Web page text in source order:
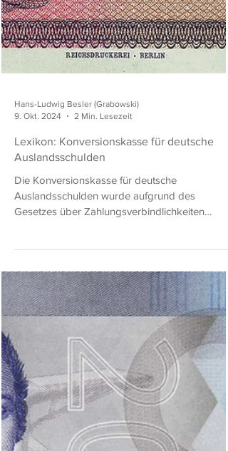
Hans-Ludwig Besler (Grabowski)
2 Min. Lesezeit
Lexikon: Konversionskasse für deutsche
Auslandsschulden
Die Konversionskasse für deutsche
Auslandsschulden wurde aufgrund des
Gesetzes über Zahlungsverbindlichkeiten
gegenüber dem Ausland vom...